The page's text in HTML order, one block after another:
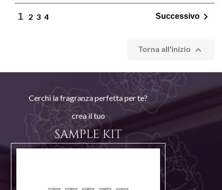
1 2 3 4 Successivo 
Torna all'inizio 
Cerchi la fragranza perfetta per te?
crea il tuo
SAMPLE KIT